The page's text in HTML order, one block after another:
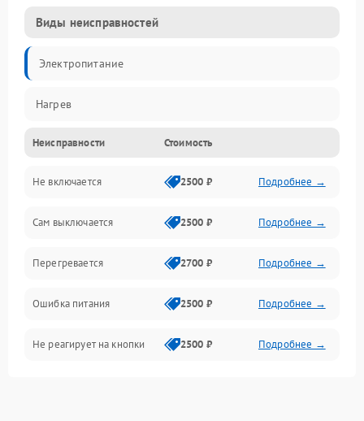
Виды неисправностей
Электропитание
Нагрев
Неисправности Стоимость
Не включается 2500 ₽ Подробнее →
Сам выключается 2500 ₽ Подробнее →
Перегревается 2700 ₽ Подробнее →
Ошибка питания 2500 ₽ Подробнее →
Не реагирует на кнопки 2500 ₽ Подробнее →